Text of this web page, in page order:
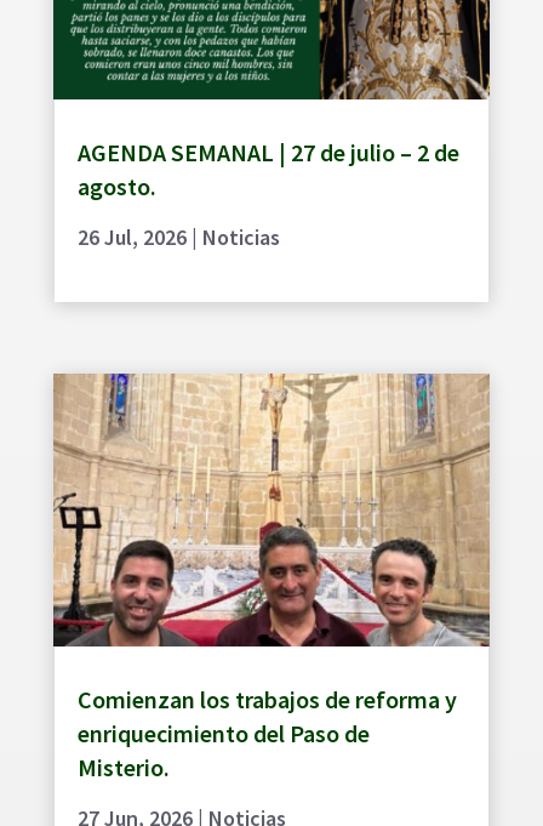
AGENDA SEMANAL | 27 de julio – 2 de
agosto.
26 Jul, 2026| Noticias
Comienzan los trabajos de reforma y
enriquecimiento del Paso de
Misterio.
27 Jun, 2026| Noticias